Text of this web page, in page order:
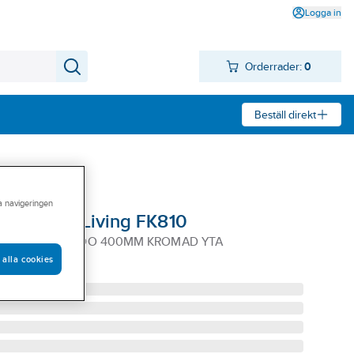
Logga in
Orderrader: 0
Beställ direkt
Living FK810
FK810 SMEDO 400MM KROMAD YTA
navigeringen
alla cookies